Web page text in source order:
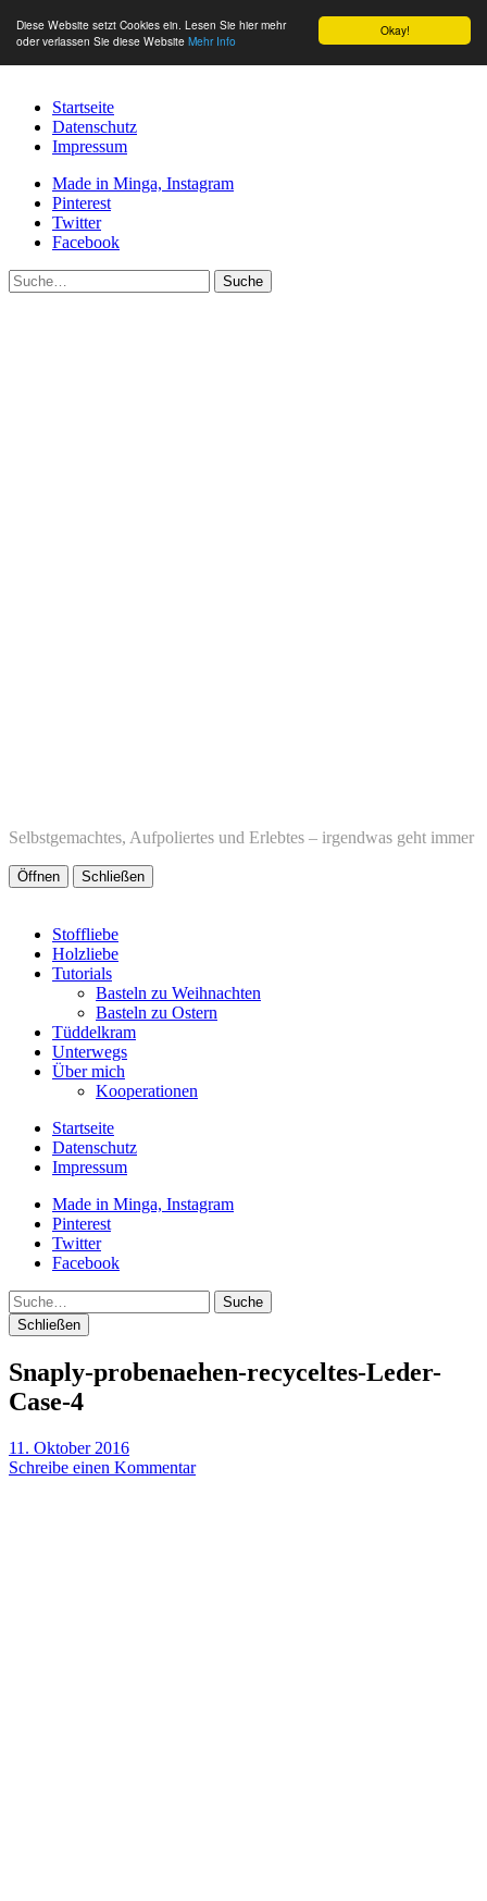
Okay!
Diese Website setzt Cookies ein. Lesen Sie hier mehr
oder verlassen Sie diese Website Mehr Info
Startseite
Datenschutz
Impressum
Made in Minga, Instagram
Pinterest
Twitter
Facebook
Suche
Selbstgemachtes, Aufpoliertes und Erlebtes – irgendwas geht immer
Öffnen Schließen
Stoffliebe
Holzliebe
Tutorials
Basteln zu Weihnachten
Basteln zu Ostern
Tüddelkram
Unterwegs
Über mich
Kooperationen
Startseite
Datenschutz
Impressum
Made in Minga, Instagram
Pinterest
Twitter
Facebook
Suche
Schließen
Snaply-probenaehen-recyceltes-Leder-
Case-4
11. Oktober 2016
Schreibe einen Kommentar